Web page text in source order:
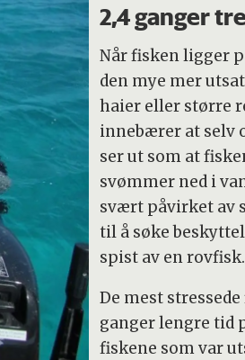
2,4 ganger
Når fisken ligger
den mye mer
haier eller større
innebærer at selv
ser ut som at
svømmer ned i
svært påvirket av
til å søke
spist av en rovfisk.
De mest
ganger lengre tid
fiskene som var